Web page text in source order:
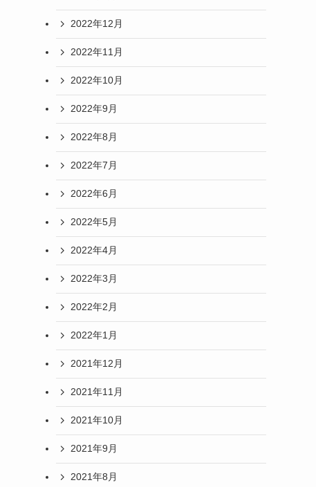
2022年12月
2022年11月
2022年10月
2022年9月
2022年8月
2022年7月
2022年6月
2022年5月
2022年4月
2022年3月
2022年2月
2022年1月
2021年12月
2021年11月
2021年10月
2021年9月
2021年8月